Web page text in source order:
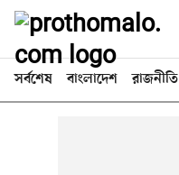
সর্বশেষ বাংলাদেশ রাজনীতি